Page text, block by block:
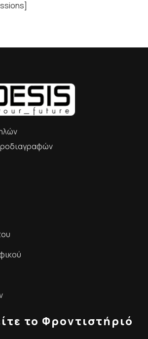
το Φροντιστήριό